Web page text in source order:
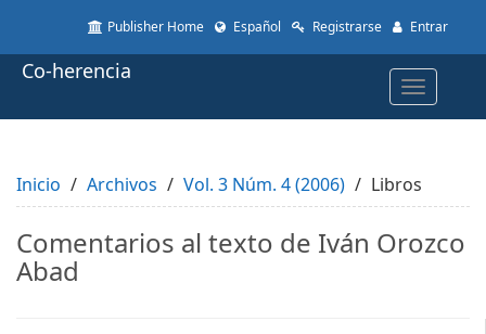
to
page
Main
Content
Sidebar
Publisher Home Español Registrarse Entrar
Toggle
Co-herencia
Inicio Archivos Vol. 3 Núm. 4 (2006) Libros
Comentarios al texto de Iván Orozco
Abad